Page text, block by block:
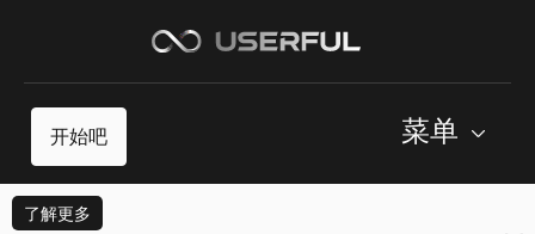
开始吧 菜单
了解更多